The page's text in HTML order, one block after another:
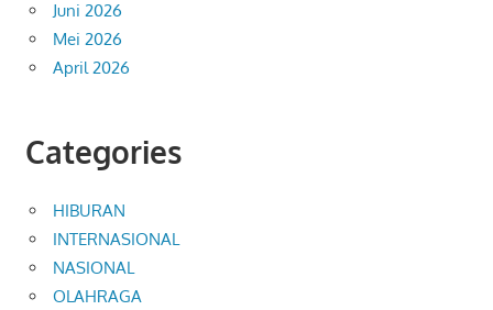
Juni 2026
Mei 2026
April 2026
Categories
HIBURAN
INTERNASIONAL
NASIONAL
OLAHRAGA